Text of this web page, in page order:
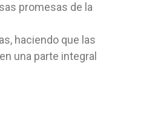
promesas de la
haciendo que las
una parte integral